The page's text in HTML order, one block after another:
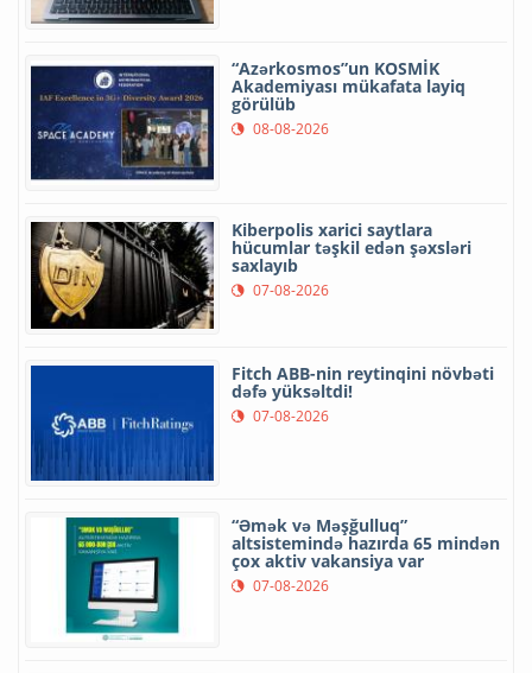
“Azərkosmos”un KOSMİK
Akademiyası mükafata layiq
görülüb
08-08-2026
Kiberpolis xarici saytlara
hücumlar təşkil edən şəxsləri
saxlayıb
07-08-2026
Fitch ABB-nin reytinqini növbəti
dəfə yüksəltdi!
07-08-2026
“Əmək və Məşğulluq”
altsistemində hazırda 65 mindən
çox aktiv vakansiya var
07-08-2026